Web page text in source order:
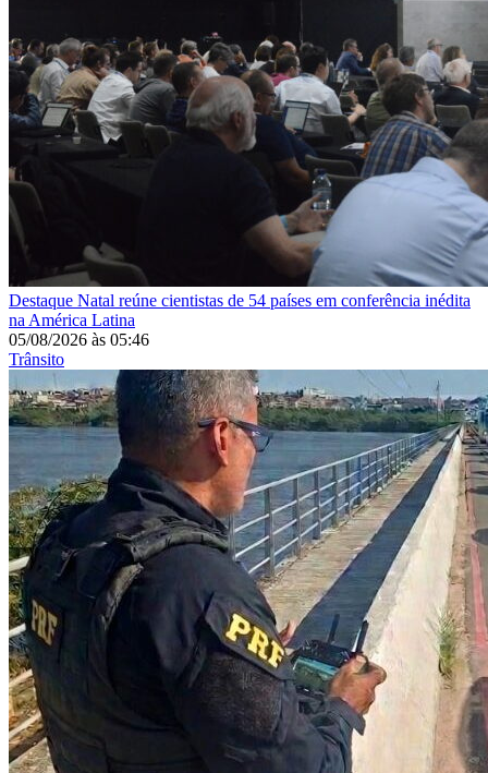
Destaque Natal reúne cientistas de 54 países em conferência inédita
na América Latina
05/08/2026 às 05:46
Trânsito